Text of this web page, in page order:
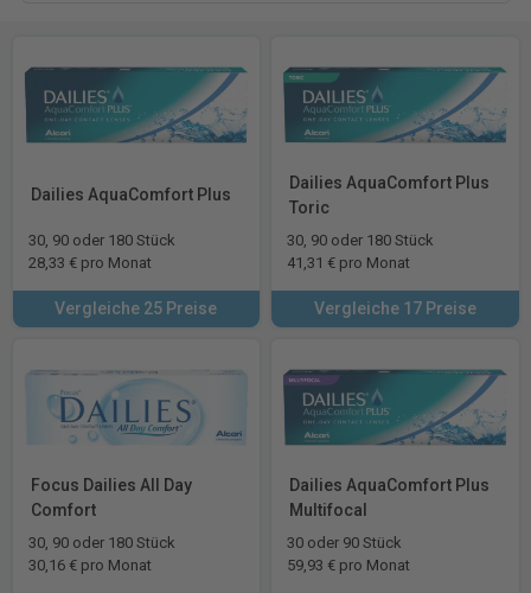
Dailies AquaComfort Plus
30, 90 oder 180 Stück
28,33 € pro Monat
Vergleiche 25 Preise
Dailies AquaComfort Plus
Toric
30, 90 oder 180 Stück
41,31 € pro Monat
Vergleiche 17 Preise
Focus Dailies All Day
Comfort
30, 90 oder 180 Stück
30,16 € pro Monat
Dailies AquaComfort Plus
Multifocal
30 oder 90 Stück
59,93 € pro Monat